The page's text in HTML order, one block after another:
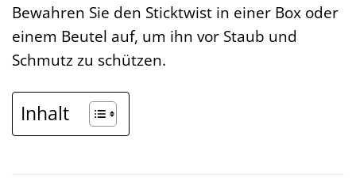
Bewahren Sie den Sticktwist in einer Box oder
einem Beutel auf, um ihn vor Staub und
Schmutz zu schützen.
Inhalt